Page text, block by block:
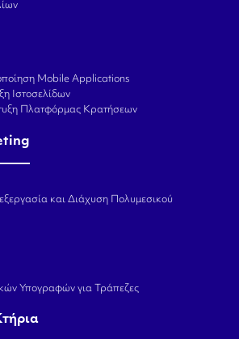
Mobile Applications
Ιστοσελίδων
Πλατφόρμας Κρατήσεων
και Διάχυση Πολυμεσικού
Υπογραφών για Τράπεζες